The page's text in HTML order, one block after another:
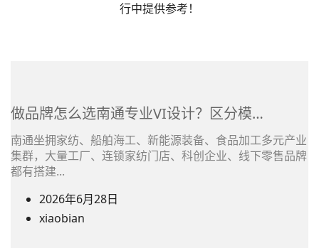
行中提供参考！
做品牌怎么选南通专业VI设计？区分模…
南通坐拥家纺、船舶海工、新能源装备、食品加工多元产业
集群，大量工厂、连锁家纺门店、科创企业、线下零售品牌
都有搭建...
2026年6月28日
(在
xiaobian